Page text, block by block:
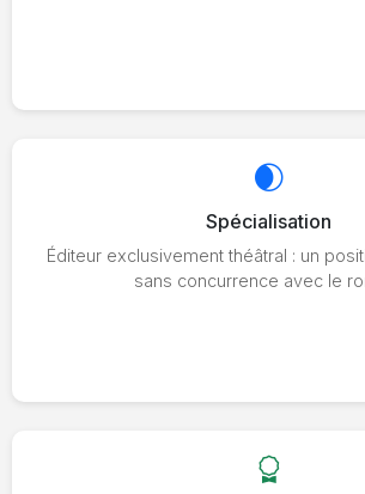
Spécialisation
Éditeur exclusivement théâtral : un
sans concurrence avec le